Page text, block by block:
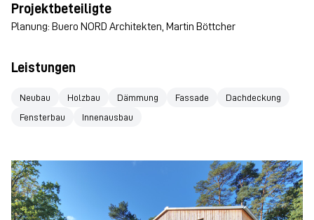
Projektbeteiligte
Planung: Buero NORD Architekten, Martin Böttcher
Leistungen
Neubau Holzbau Dämmung Fassade
Dachdeckung
Fensterbau
Innenausbau